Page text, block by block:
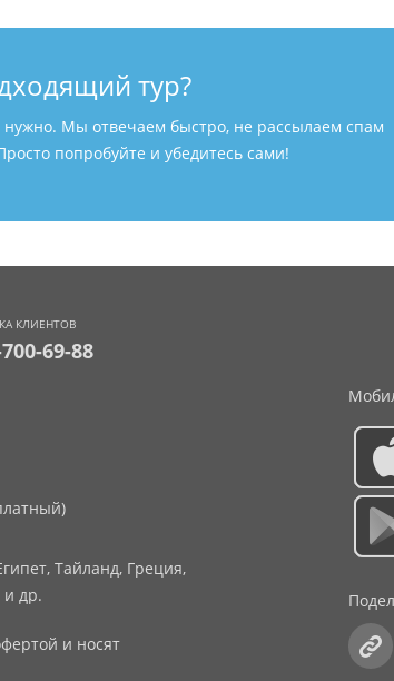
тур?
нужно. Мы отвечаем быстро, не рассылаем спам
попробуйте и убедитесь сами!
КЛИЕНТОВ
69-88
Тайланд, Греция,
др.
и носят